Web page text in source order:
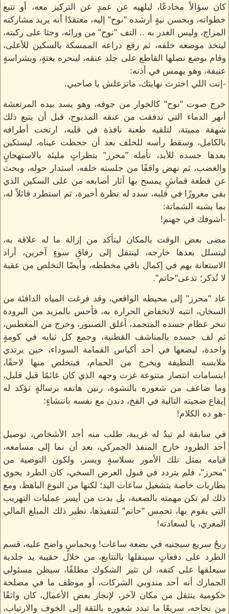
كان سؤالاً مخادعًا، ليلهيه عن عمدٍ عن التركيز معه، أو تتبع
خطواته، وبحسن نيةٍ أرشده "نوح" إليه، معتقدًا أنه يريد مشاركته
المزاج، وليس الغدر به .. التف "نوح" من ورائه، وجثا على ركبته،
ليتخذ موضعه خلفه، ثم رفع ذراعه الممسكة بالسكين للأعلى،
وقام بوضع نصلها القاطع على جلد عنقه، لينحره بغتةٍ، وبشراسةٍ
عنيفة، وهو يهمس في أذنه:
-إنت اللي اخترت نهايتك، ماتزعلش يا صاحبي.
خرج صوت "نوح" كالخوار من جوفه، وهو يسد بيده المرتعشة
أنهر الدماء التي تدفقت من عنقه المذبوح، قبل أن يتبع ذلك
شهقة مميتة، لتلقيه طعنة نافذة في قلبه، ارتخت أطرافه
بالكامل، وسقط رأسه للخلف بعد أن جحظت عيناه، ليستكين
بعدها جسده للأبد، تأمله "محرز" بنظراتٍ مليئة بالاستهجانٍ
والغضب، ثم نهض واقفًا من جلسته خلفه، استدار حوله، وبحث
عن قطعة قماشٍ يمسح بها آثار أصابعه من على السكين الذي
بقي مغروزًا في قلبه، سدد له نظرة أخيرة، ثم استطرد قائلاً له،
بما يشبه الشماتة:
-أشوفك في جهنم!
مضى بعض الوقت بالمكان ليتأكد من إزالة ما له علاقة به،
ليتسلل بعدها خارجه، لينتقل إلى رفاقِ سوءٍ آخرين، أراد
الاستعانة بهم في إكمال باقي مخططه، وأيضًا التخلص من عقبة
لا تُذكر؛ تدعى"حاتم".
عاد "محرز" إلى محيطه الواقعي، وقد فرغت المياه الدافئة من
السخان، انتبه لانخفاض الحرارة به، فأحس بالمزيد من البرودة
تنخر عظام جسده المتجمد، أغلق الصنبور، وخرج من المغطس،
ثم لف جسده بالمناشف القطنية، وجمع كل ثيابه في كومةٍ
واحدة، ليضعها في أحد أكياس القمامة السوداء، حين يرتدي
ملابسه النظيفة ويخرج من الحمام، فيتخلص منها لاحقًا،
ابتسامات انتصار متنوعة غزت وجهه الذي كان غائمًا قبل قليل،
وما ضاعف من شعوره بالنشوة، رنين هاتفه برسالةٍ تؤكد له
إيقاع ضحيته التالية في الفخ، دندن مع نفسه بانتشاءٍ:
-هو ده الكلام!
في سابقة لم تبدُ له غريبة، طلب منه أحد الأشخاص، توصيل
أحد الطرود خارج المنفذ الجمركي، بعد أن نما إلى مسامعه،
قيامه بمثل تلك الأمور بسلاسةٍ ويسر، ولكون التوصية من
"محرز"، فلم يتردد في قبول العرض السخي، كان الطرد يحوي
بطاريات خاصة بتشغيل ساعات اليد؛ لكنها من النوع الباهظ، ومع
ذلك لم تكن مهمته بالصعبة، بل بدت من أيسر عمليات التهريب
التي يقوم بها، تحمس "حاتم" لتنفيذها، نظير ذلك المبلغ المالي
المغري، يا لسعادته!
ربحٌ سريع سيجنيه في بضعة ساعات! وبحماسٍ واضح عليه، قسم
الطرد على دفعاتٍ سينقلها بالتتابع، من خلال حقيبة يد جلدية
سيعلقها على كتفه، لن تثير الشكوك مطلقًا، سيظن مسئولي
الجمارك أنه أحد مندوبي الشركات، أو موظف ما في مصلحة
حكومية ينتقل من مكان لآخر، لإنجاز بعض الأعمال، كان واثقًا
من نجاحه، سريعًا ما تبدد شعوره بالثقة إلى الخوف والارتياب،